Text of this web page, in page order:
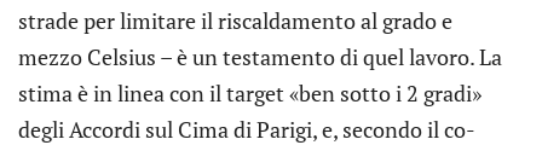
strade per limitare il riscaldamento al grado e
mezzo Celsius – è un testamento di quel lavoro. La
stima è in linea con il target «ben sotto i 2 gradi»
degli Accordi sul Cima di Parigi, e, secondo il co-